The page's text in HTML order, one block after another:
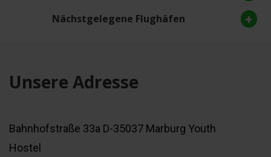
Nächstgelegene Flughäfen
Unsere Adresse
Bahnhofstraße 33a D-35037 Marburg Youth
Hostel